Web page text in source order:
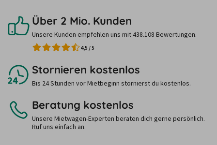
Über 2 Mio. Kunden
Unsere Kunden empfehlen uns mit 438.108 Bewertungen.
4,5 /5
Stornieren kostenlos
Bis 24 Stunden vor Mietbeginn stornierst du kostenlos.
Beratung kostenlos
Unsere Mietwagen-Experten beraten dich gerne persönlich.
Ruf uns einfach an.